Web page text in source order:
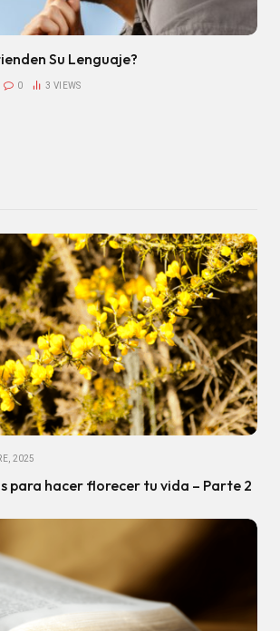
Su Lenguaje?
0 3VIEWS
2025
para hacer florecer tu vida – Parte 2